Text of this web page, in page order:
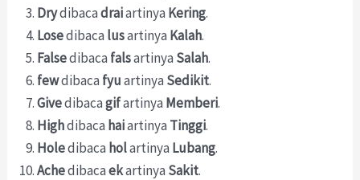
Drydibacadraiartinya Kering.
Losedibaca lusartinya Kalah.
Falsedibaca falsartinya Salah.
fewdibaca fyuartinya Sedikit.
Givedibacagifartinya Memberi.
Highdibaca haiartinya Tinggi.
Holedibaca holartinya Lubang.
Achedibacaekartinya Sakit.